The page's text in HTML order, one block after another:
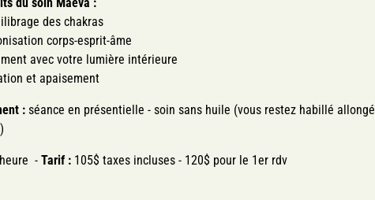
des chakras
corps-esprit-âme
avec votre lumière intérieure
et apaisement
:séance en présentielle - soin sans huile (vous restez habillé allongé
-Tarif : 105$ taxes incluses - 120$ pour le 1er rdv